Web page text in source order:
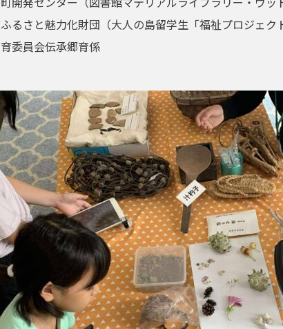
るさと魅力化財団（大人の島留学生「福祉プロジェク
委員会伝承郷育係